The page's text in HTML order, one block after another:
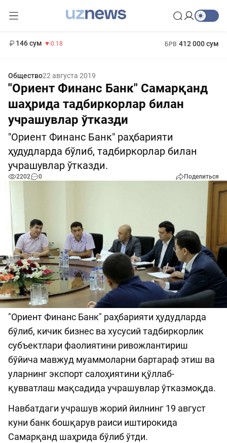
146 сум -0.18 БРВ 412 000 сум
Общество22 августа 2019
"Ориент Финанс Банк" Самарқанд
шаҳрида тадбиркорлар билан
учрашувлар ўтказди
"Ориент Финанс Банк" раҳбарияти
ҳудудларда бўлиб, тадбиркорлар билан
учрашувлар ўтказди.
2202 0 Поделиться
"Ориент Финанс Банк" раҳбарияти ҳудудларда
бўлиб, кичик бизнес ва хусусий тадбиркорлик
субъектлари фаолиятини ривожлантириш
бўйича мавжуд муаммоларни бартараф этиш ва
уларнинг экспорт салоҳиятини қўллаб-
қувватлаш мақсадида учрашувлар ўтказмоқда.
Навбатдаги учрашув жорий йилнинг 19 август
куни банк бошқарув раиси иштирокида
Самарқанд шаҳрида бўлиб ўтди.